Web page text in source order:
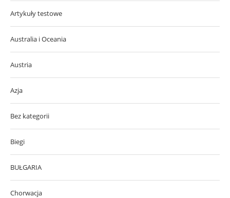
Artykuły testowe
Australia i Oceania
Austria
Azja
Bez kategorii
Biegi
BUŁGARIA
Chorwacja